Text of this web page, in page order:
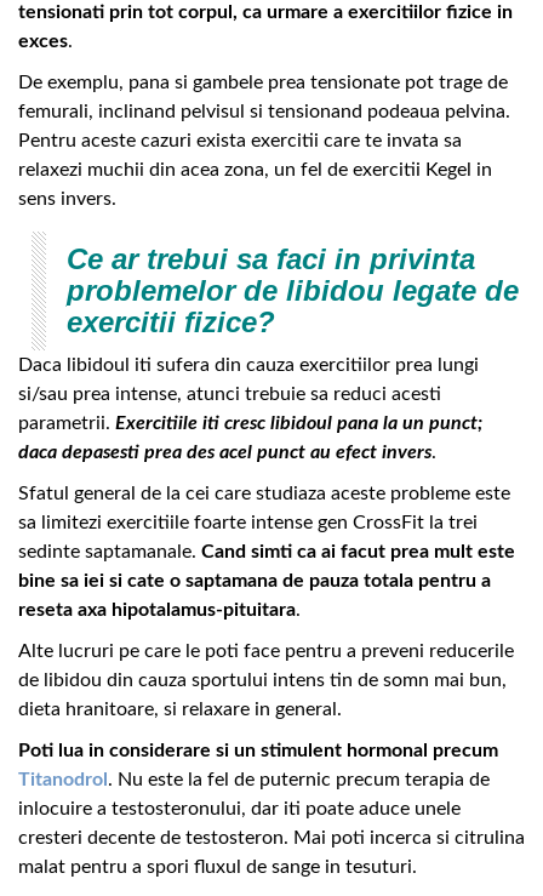
tensionati prin tot corpul, ca urmare a exercitiilor fizice in
exces.
De exemplu, pana si gambele prea tensionate pot trage de
femurali, inclinand pelvisul si tensionand podeaua pelvina.
Pentru aceste cazuri exista exercitii care te invata sa
relaxezi muchii din acea zona, un fel de exercitii Kegel in
sens invers.
Ce ar trebui sa faci in privinta
problemelor de libidou legate de
exercitii fizice?
Daca libidoul iti sufera din cauza exercitiilor prea lungi
si/sau prea intense, atunci trebuie sa reduci acesti
parametrii. Exercitiile iti cresc libidoul pana la un punct;
daca depasesti prea des acel punct au efect invers.
Sfatul general de la cei care studiaza aceste probleme este
sa limitezi exercitiile foarte intense gen CrossFit la trei
sedinte saptamanale. Cand simti ca ai facut prea mult este
bine sa iei si cate o saptamana de pauza totala pentru a
reseta axa hipotalamus-pituitara.
Alte lucruri pe care le poti face pentru a preveni reducerile
de libidou din cauza sportului intens tin de somn mai bun,
dieta hranitoare, si relaxare in general.
Poti lua in considerare si un stimulent hormonal precum
Titanodrol . Nu este la fel de puternic precum terapia de
inlocuire a testosteronului, dar iti poate aduce unele
cresteri decente de testosteron. Mai poti incerca si citrulina
malat pentru a spori fluxul de sange in tesuturi.